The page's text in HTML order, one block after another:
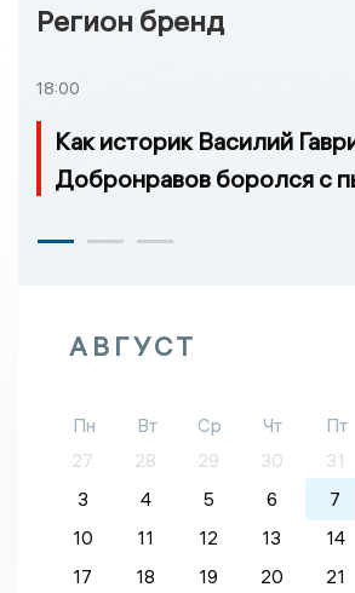
Регион бренд
18:00
Как историк Василий
Добронравов боролся с
АВГУСТ
Пн Вт Ср Чт Пт
27
28 29 30 31
3
4 5 6 7
10
11 12 13 14
17
18 19 20 21